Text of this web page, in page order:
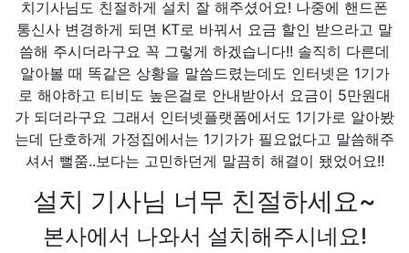
치기사님도 친절하게 설치 잘 해주셨어요! 나중에 핸드폰
통신사 변경하게 되면 KT로 바꿔서 요금 할인 받으라고 말
씀해 주시더라구요 꼭 그렇게 하겠습니다!! 솔직히 다른데
알아볼 때 똑같은 상황을 말씀드렸는데도 인터넷은 1기가
로 해야하고 티비도 높은걸로 안내받아서 요금이 5만원대
가 되더라구요 그래서 인터넷플랫폼에서도 1기가로 알아봤
는데 단호하게 가정집에서는 1기가가 필요없다고 말씀해주
셔서 뻘쭘..보다는 고민하던게 말끔히 해결이 됐었어요!!
설치 기사님 너무 친절하세요~
본사에서 나와서 설치해주시네요!